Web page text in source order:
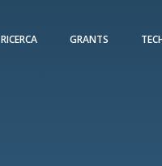
RICERCA GRANTS